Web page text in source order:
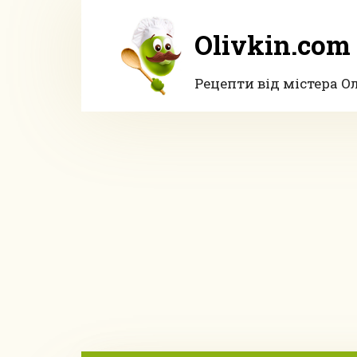
Olivkin.com
Рецепти від містера